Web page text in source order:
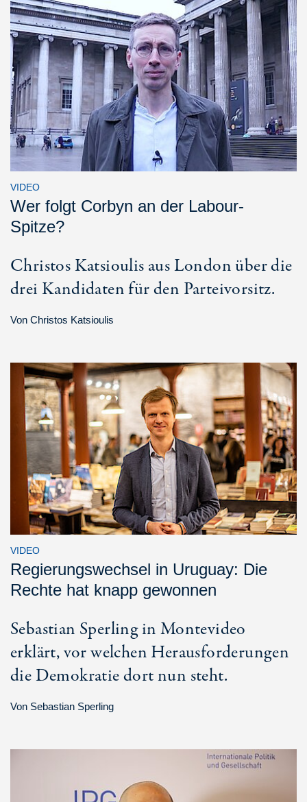
VIDEO
Wer folgt Corbyn an der Labour-
Spitze?
Christos Katsioulis aus London über die
drei Kandidaten für den Parteivorsitz.
Von Christos Katsioulis
VIDEO
Regierungswechsel in Uruguay: Die
Rechte hat knapp gewonnen
Sebastian Sperling in Montevideo
erklärt, vor welchen Herausforderungen
die Demokratie dort nun steht.
Von Sebastian Sperling